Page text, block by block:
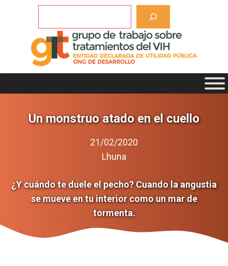
Un monstruo atado en el cuello
21/02/2020
Lhuna
¿Y cuándo te duele el pecho? Cuando la angustia
se mueve en tu interior como un mar de
tormenta.